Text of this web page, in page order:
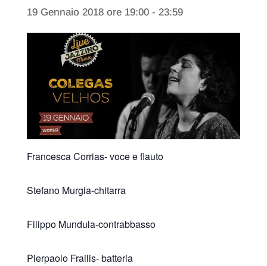
19 Gennaio 2018 ore 19:00- 23:59
Francesca Corrias- voce e flauto
Stefano Murgia-chitarra
Filippo Mundula-contrabbasso
Pierpaolo Frailis- batteria